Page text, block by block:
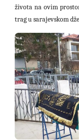
života na ovim
trag u sarajevskom